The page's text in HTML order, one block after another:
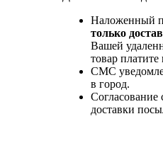
Наложенный
только
Вашей
товар
СМС
в город.
Согласование
доставки